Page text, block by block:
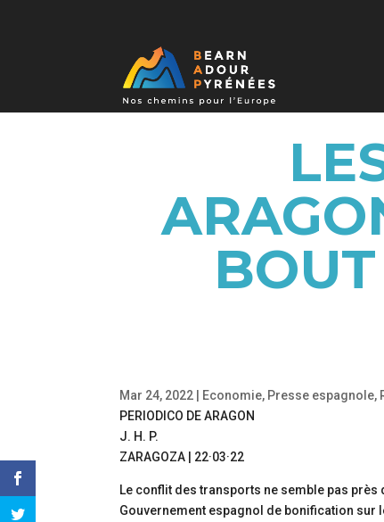
Mar 24, 2022 Economie, Presse espagnole,
PERIODICO DE ARAGON
J. H. P.
ZARAGOZA | 22·03·22
Le conflit des transports ne semble pas
Gouvernement espagnol de bonification sur